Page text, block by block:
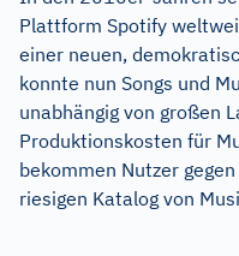
Plattform Spotify
einer neuen,
konnte nun Songs und
unabhängig von großen
Produktionskosten für
bekommen Nutzer
riesigen Katalog von